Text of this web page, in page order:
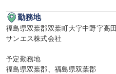
勤務地
福島県双葉郡双葉町大字中野字高田
サンエス株式会社
予定勤務地
福島県双葉郡、福島県双葉郡